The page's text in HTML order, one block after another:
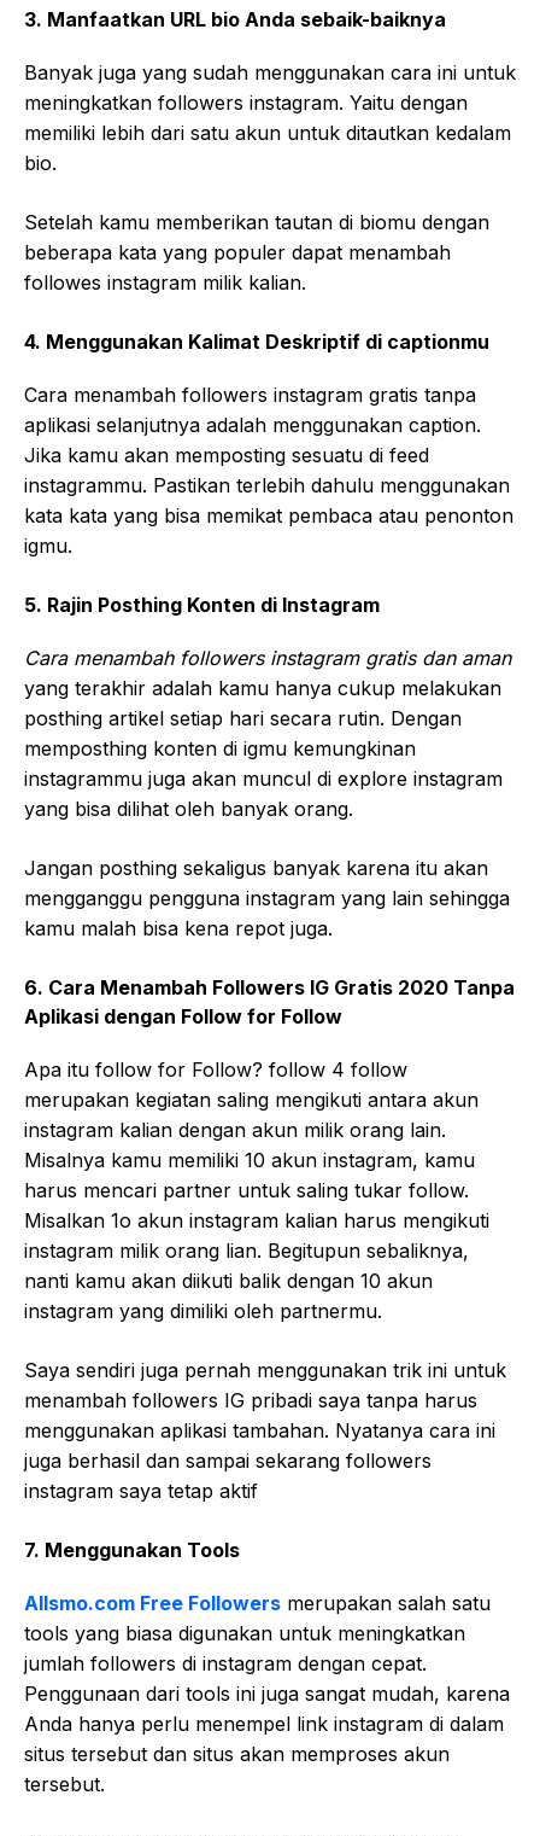
3. Manfaatkan URL bio Anda sebaik-baiknya
Banyak juga yang sudah menggunakan cara ini untuk
meningkatkan followers instagram. Yaitu dengan
memiliki lebih dari satu akun untuk ditautkan kedalam
bio.
Setelah kamu memberikan tautan di biomu dengan
beberapa kata yang populer dapat menambah
followes instagram milik kalian.
4. Menggunakan Kalimat Deskriptif di captionmu
Cara menambah followers instagram gratis tanpa
aplikasi selanjutnya adalah menggunakan caption.
Jika kamu akan memposting sesuatu di feed
instagrammu. Pastikan terlebih dahulu menggunakan
kata kata yang bisa memikat pembaca atau penonton
igmu.
5. Rajin Posthing Konten di Instagram
Cara menambah followers instagram gratis dan aman
yang terakhir adalah kamu hanya cukup melakukan
posthing artikel setiap hari secara rutin. Dengan
memposthing konten di igmu kemungkinan
instagrammu juga akan muncul di explore instagram
yang bisa dilihat oleh banyak orang.
Jangan posthing sekaligus banyak karena itu akan
mengganggu pengguna instagram yang lain sehingga
kamu malah bisa kena repot juga.
6. Cara Menambah Followers IG Gratis 2020 Tanpa
Aplikasi dengan Follow for Follow
Apa itu follow for Follow? follow 4 follow
merupakan kegiatan saling mengikuti antara akun
instagram kalian dengan akun milik orang lain.
Misalnya kamu memiliki 10 akun instagram, kamu
harus mencari partner untuk saling tukar follow.
Misalkan 1o akun instagram kalian harus mengikuti
instagram milik orang lian. Begitupun sebaliknya,
nanti kamu akan diikuti balik dengan 10 akun
instagram yang dimiliki oleh partnermu.
Saya sendiri juga pernah menggunakan trik ini untuk
menambah followers IG pribadi saya tanpa harus
menggunakan aplikasi tambahan. Nyatanya cara ini
juga berhasil dan sampai sekarang followers
instagram saya tetap aktif
7. Menggunakan Tools
Allsmo.com Free Followers merupakan salah satu
tools yang biasa digunakan untuk meningkatkan
jumlah followers di instagram dengan cepat.
Penggunaan dari tools ini juga sangat mudah, karena
Anda hanya perlu menempel link instagram di dalam
situs tersebut dan situs akan memproses akun
tersebut.